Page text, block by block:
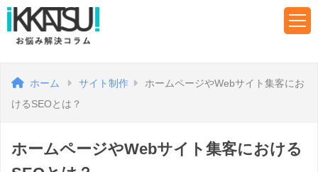
ホーム サイト制作
ホームページやWebサイト集客にお
けるSEOとは？
ホームページやWebサイト集客における